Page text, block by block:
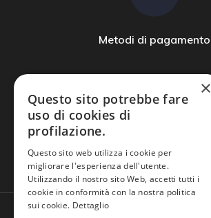
Metodi di pagamento
Domande frequenti
×
Questo sito potrebbe fare
uso di cookies di
profilazione.
Questo sito web utilizza i cookie per
migliorare l'esperienza dell'utente.
Utilizzando il nostro sito Web, accetti tutti i
cookie in conformità con la nostra politica
sui cookie. Dettaglio